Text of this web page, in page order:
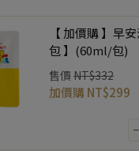
【 加價購 】早
包 】(60ml/包)
售價 NT$332
加價購 NT$299